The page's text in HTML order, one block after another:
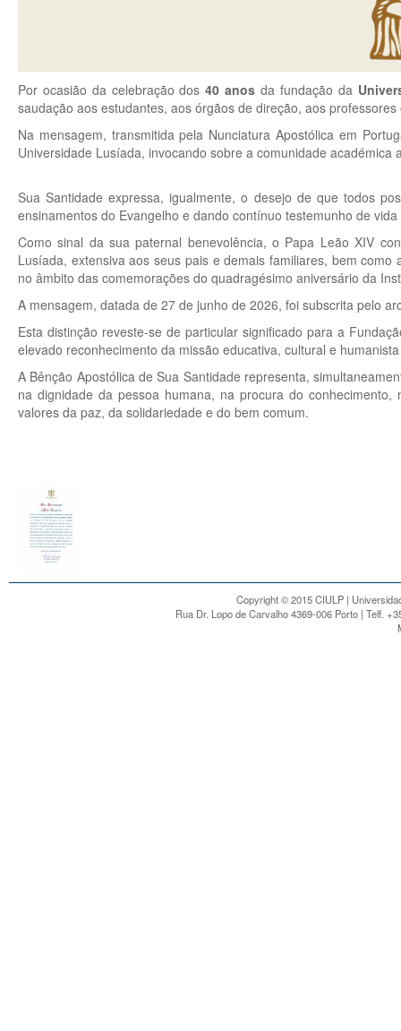
Por ocasião da celebração dos40 anos da fundação da
saudação aos estudantes, aos órgãos de direção, aos
Na mensagem, transmitida pela Nunciatura Apostólica em
Universidade Lusíada, invocando sobre a comunidade
Sua Santidade expressa, igualmente, o desejo de que todos
ensinamentos do Evangelho e dando contínuo testemunho de
Como sinal da sua paternal benevolência, o Papa Leão XIV
Lusíada, extensiva aos seus pais e demais familiares, bem
no âmbito das comemorações do quadragésimo aniversário da
A mensagem, datada de 27 de junho de 2026, foi subscrita pelo
Esta distinção reveste-se de particular significado para a
elevado reconhecimento da missão educativa, cultural e
A Bênção Apostólica de Sua Santidade representa,
na dignidade da pessoa humana, na procura do
valores da paz, da solidariedade e do bem comum.
Copyright © 2015 CIULP |
Rua Dr. Lopo de Carvalho 4369-006 Porto | Telf.